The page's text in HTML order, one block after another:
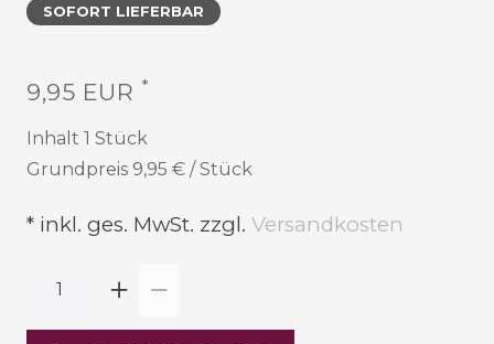
SOFORT LIEFERBAR
9,95 EUR *
Inhalt 1 Stück
Grundpreis 9,95 € / Stück
* inkl. ges. MwSt. zzgl. Versandkosten